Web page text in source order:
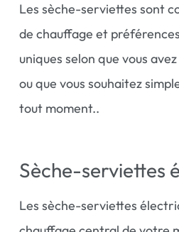
Les sèche-serviettes sont
de chauffage et
uniques selon que vous
ou que vous souhaitez
tout moment..
Sèche-serviettes
Les sèche-serviettes